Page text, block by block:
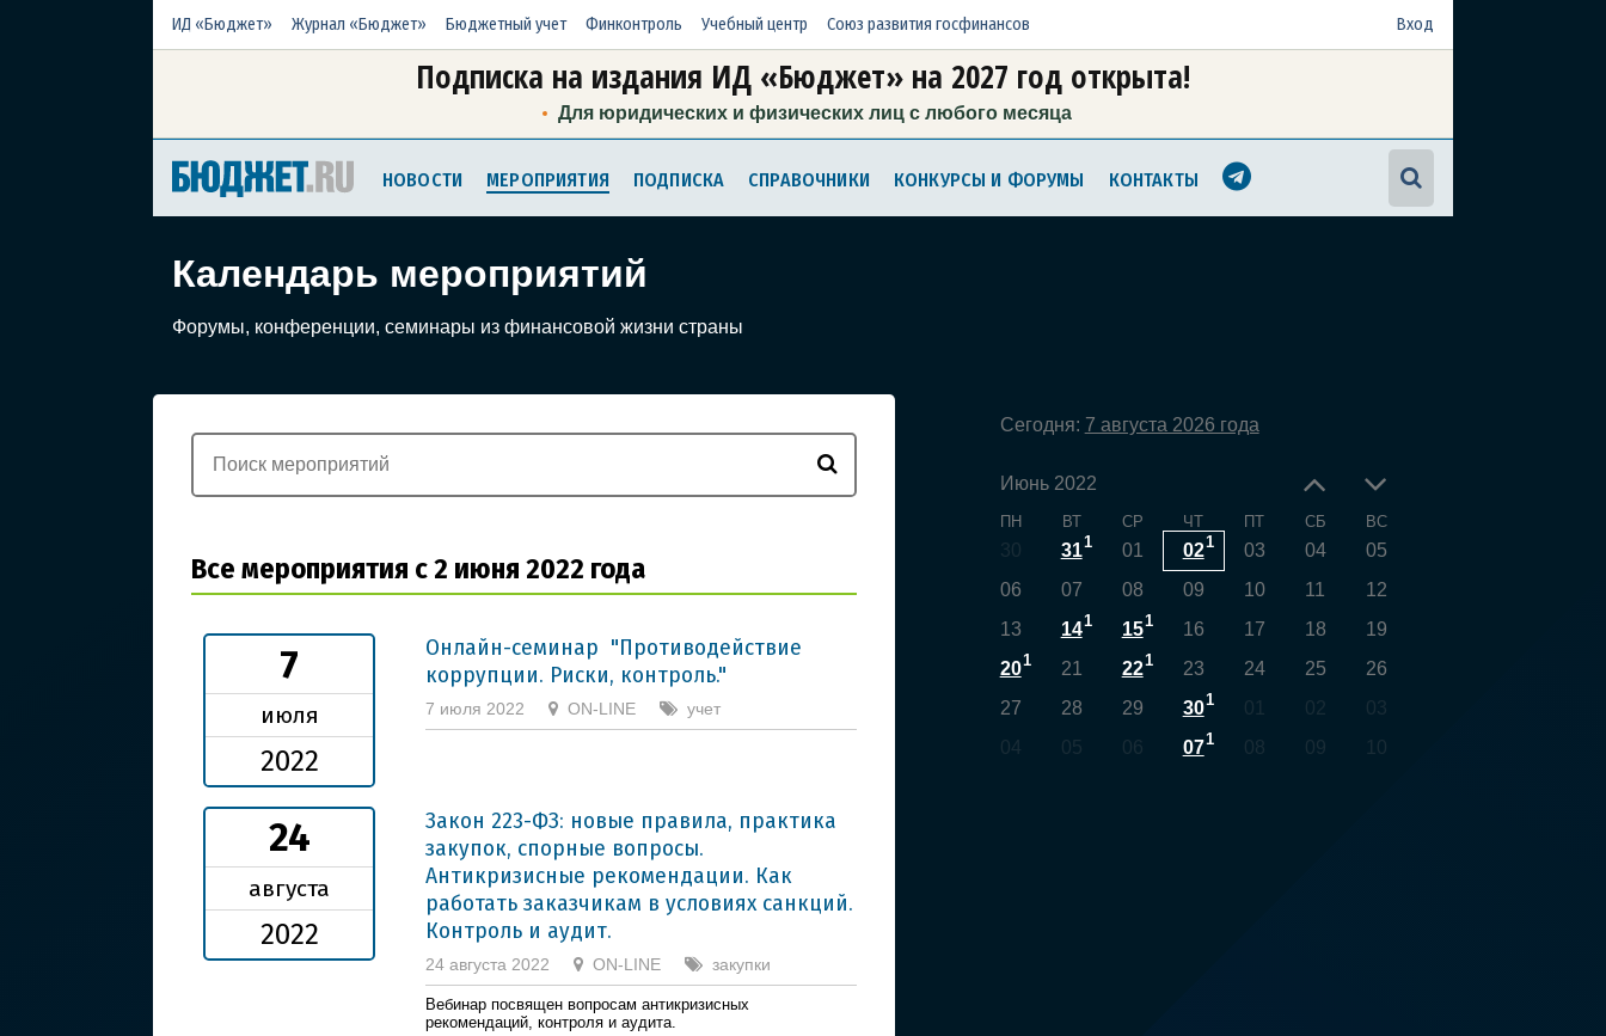
ИД «Бюджет» Журнал «Бюджет» Бюджетный учет Финконтроль Учебный центр Союз развития госфинансов Вход
Подписка на издания ИД «Бюджет» на 2027 год открыта!
Для юридических и физических лиц с любого месяца
НОВОСТИ МЕРОПРИЯТИЯ ПОДПИСКА СПРАВОЧНИКИ КОНКУРСЫ И ФОРУМЫ КОНТАКТЫ
Календарь мероприятий
Форумы, конференции, семинары из финансовой жизни страны
Все мероприятия с 2 июня 2022 года
7
июля
2022
Онлайн-семинар "Противодействие
коррупции. Риски, контроль."
7 июля 2022 ON-LINE учет
24
августа
2022
Закон 223-ФЗ: новые правила, практика
закупок, спорные вопросы.
Антикризисные рекомендации. Как
работать заказчикам в условиях санкций.
Контроль и аудит.
24 августа 2022 ON-LINE закупки
Вебинар посвящен вопросам антикризисных
рекомендаций, контроля и аудита.
Сегодня: 7 августа 2026 года
Июнь 2022
ПН ВТ СР ЧТ ПТ СБ ВС
30 311 01 021 03 04
05
06
07 08 09 10 11
12
13
141 151 16 17 18
19
201 21 221 23 24 25
26
27
28 29 301 01 02
03
04
05 06 071 08 09 10